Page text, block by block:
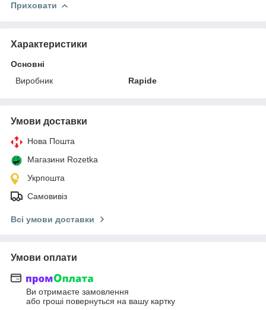
Приховати
Характеристики
Основні
Виробник
Rapide
Умови доставки
Нова Пошта
Магазини Rozetka
Укрпошта
Самовивіз
Всі умови доставки
Умови оплати
Ви отримаєте замовлення
або гроші повернуться на вашу картку